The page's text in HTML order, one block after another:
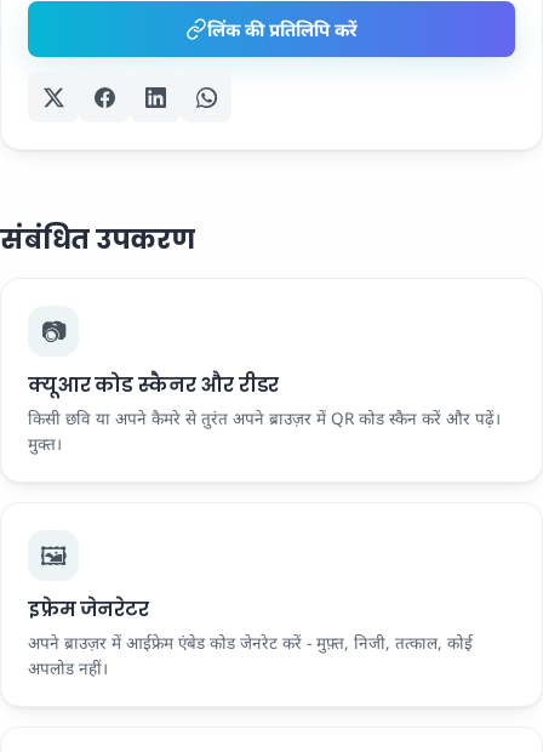
लिंक की प्रतिलिपि करें
संबंधित उपकरण
📷
क्यूआर कोड स्कैनर और रीडर
किसी छवि या अपने कैमरे से तुरंत अपने ब्राउज़र में QR कोड स्कैन करें और पढ़ें।
मुक्त।
🖼️
इफ्रेम जेनरेटर
अपने ब्राउज़र में आईफ्रेम एंबेड कोड जेनरेट करें - मुफ़्त, निजी, तत्काल, कोई
अपलोड नहीं।